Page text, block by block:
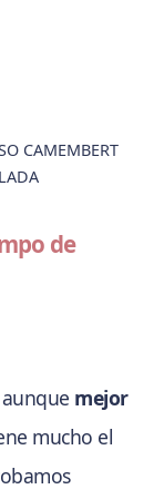
CAMEMBERT
de
mejor
mucho el